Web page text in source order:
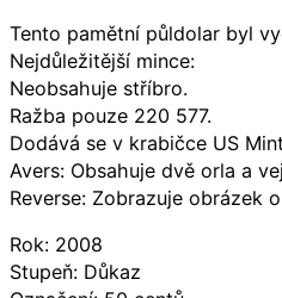
Tento pamětní půldolar byl
Nejdůležitější mince:
Neobsahuje stříbro.
Ražba pouze 220 577.
Dodává se v krabičce US
Avers: Obsahuje dvě orla a
Reverse: Zobrazuje obrázek
Rok: 2008
Stupeň: Důkaz